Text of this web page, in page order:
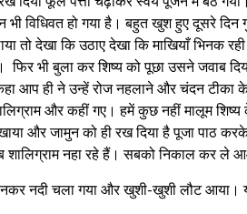
विधिवत हो गया है। बहुत खुश हुए दूसरे
तो देखा कि उठाए देखा कि माखियाँ भिनक
भी बुला कर शिष्य को पूछा उसने जवाब
आप ही ने उन्हें रोज नहलाने और चंदन टीका
और कहीं गए। हमें कुछ नहीं मालूम
और जामुन को ही रख दिया है पूजा पाठ
नहा रहे हैं। सबको निकाल कर ले
नदी चला गया और खुशी-खुशी लौट आया।